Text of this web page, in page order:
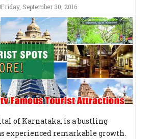
Friday, September 30, 2016
of Karnataka, is a bustling
experienced remarkable growth.